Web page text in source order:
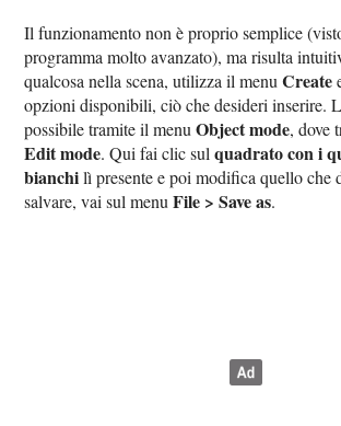
Il funzionamento non è proprio semplice
programma molto avanzato), ma risulta
qualcosa nella scena, utilizza il menuCreate
opzioni disponibili, ciò che desideri inserire.
possibile tramite il menuObject mode, dove
Edit mode. Qui fai clic sulquadrato con i
bianchilì presente e poi modifica quello che
salvare, vai sul menuFile > Save as.